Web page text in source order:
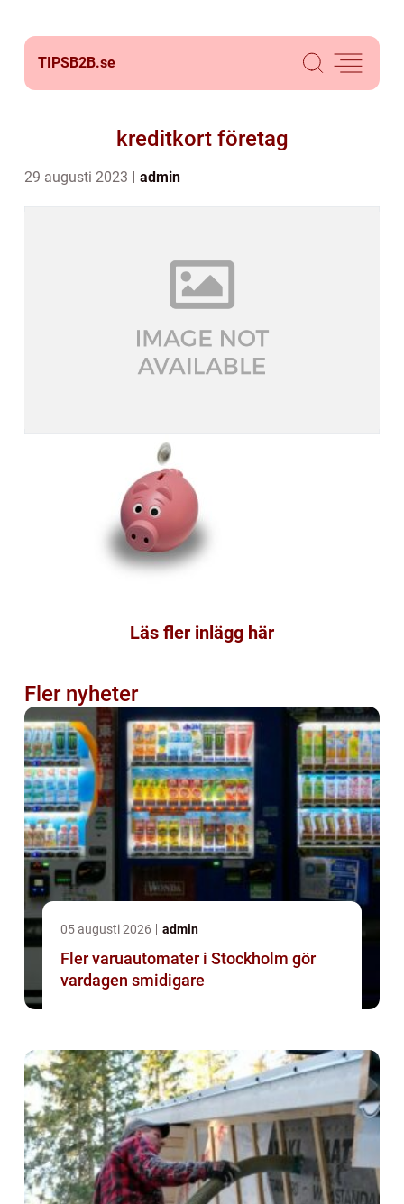
TIPSB2B.se
kreditkort företag
29 augusti 2023 admin
Läs fler inlägg här
Fler nyheter
05 augusti 2026 admin
Fler varuautomater i Stockholm gör
vardagen smidigare